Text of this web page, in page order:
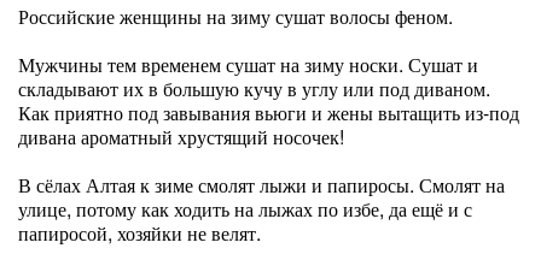
Российские женщины на зиму сушат волосы феном.
Мужчины тем временем сушат на зиму носки. Сушат и
складывают их в большую кучу в углу или под диваном.
Как приятно под завывания вьюги и жены вытащить из-под
дивана ароматный хрустящий носочек!
В сёлах Алтая к зиме смолят лыжи и папиросы. Смолят на
улице, потому как ходить на лыжах по избе, да ещё и с
папиросой, хозяйки не велят.